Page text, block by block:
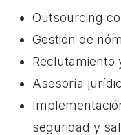
Outsourcing
Gestión de
Reclutamiento
Asesoría
seguridad y